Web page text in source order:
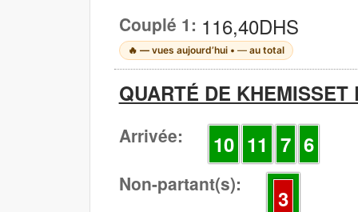
Couplé 1: 116,40DHS
🔥 —vues aujourd’hui • —au total
QUARTÉ DE KHEMISSET
Arrivée: 10 11 7 6
Non-partant(s):
3